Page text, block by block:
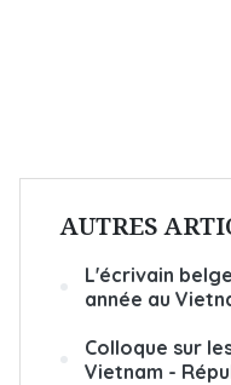
AUTRES
L'écrivain
année au
Colloque sur
Vietnam -